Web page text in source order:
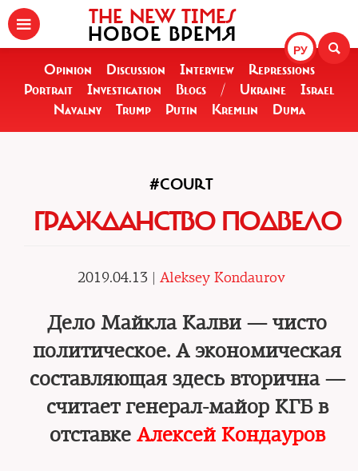
РУ
THE NEW TIMES
НОВОЕ ВРЕМЯ
Opinion Discussion Interview
Repressions
Portrait
Investigation Blogs / Ukraine
Israel
Navalny
Trump Putin Kremlin Duma
#COURT
ГРАЖДАНСТВО ПОДВЕЛО
2019.04.13 | Aleksey Kondaurov
Дело Майкла Калви — чисто
политическое. А экономическая
составляющая здесь вторична —
считает генерал-майор КГБ в
отставке Алексей Кондауров